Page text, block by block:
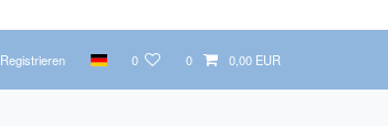
Registrieren 0 0 0,00 EUR